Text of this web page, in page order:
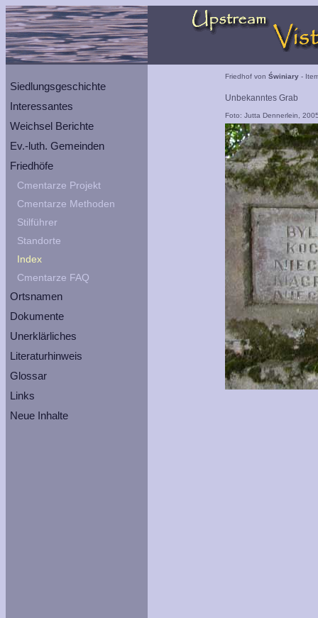
Siedlungsgeschichte
Interessantes
Weichsel Berichte
Ev.-luth. Gemeinden
Friedhöfe
Cmentarze Projekt
Cmentarze Methoden
Stilführer
Standorte
Index
Cmentarze FAQ
Ortsnamen
Dokumente
Unerklärliches
Literaturhinweis
Glossar
Links
Neue Inhalte
Friedhof von Świniary -
Unbekanntes Grab
Foto: Jutta Dennerlein,